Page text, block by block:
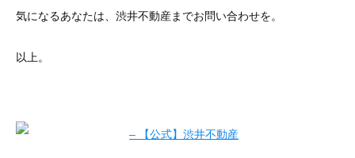
気になるあなたは、渋井不動産までお問い合わせを。
以上。